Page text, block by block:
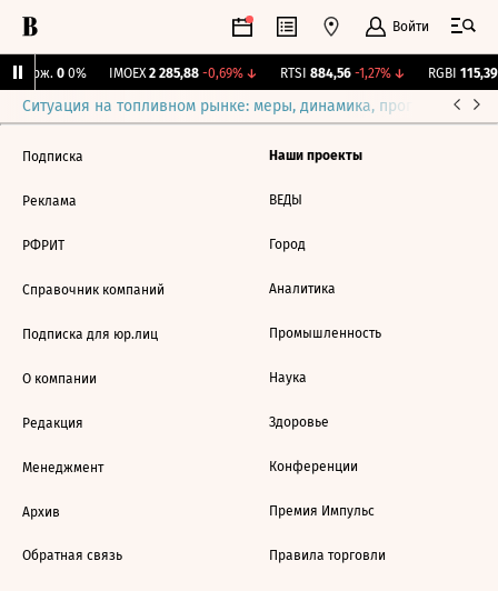
Войти
Бирж. 0 0% IMOEX 2 285,88 -0,69%↓ RTSI 884,56 -1,27%↓ RGBI 115,39
Ситуация на топливном рынке: меры, динамика, прогнозы
Подписка
Реклама
РФРИТ
Справочник компаний
Подписка для юр.лиц
О компании
Редакция
Менеджмент
Архив
Обратная связь
Наши проекты
ВЕДЫ
Город
Аналитика
Промышленность
Наука
Здоровье
Конференции
Премия Импульс
Правила торговли